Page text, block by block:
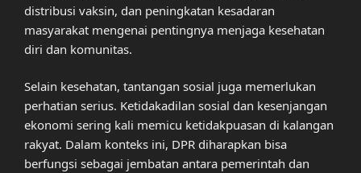
distribusi vaksin, dan peningkatan kesadaran
masyarakat mengenai pentingnya menjaga kesehatan
diri dan komunitas.
Selain kesehatan, tantangan sosial juga memerlukan
perhatian serius. Ketidakadilan sosial dan kesenjangan
ekonomi sering kali memicu ketidakpuasan di kalangan
rakyat. Dalam konteks ini, DPR diharapkan bisa
berfungsi sebagai jembatan antara pemerintah dan